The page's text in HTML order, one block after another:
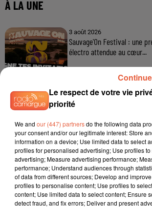
Le respect de votre vie
priorité
We and our (447) partnersdo the following data
your consent and/or our legitimate interest: Store
information on a device; Use limited data to select
profiles for personalised advertising; Use profiles
advertising; Measure advertising performance;
performance; Understand audiences through
of data from different sources; Develop and
profiles to personalise content; Use profiles to
content; Use limited data to select content; Ensure
detect fraud, and fix errors; Deliver and present